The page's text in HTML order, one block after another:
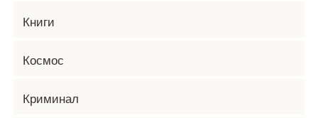
Книги
Космос
Криминал